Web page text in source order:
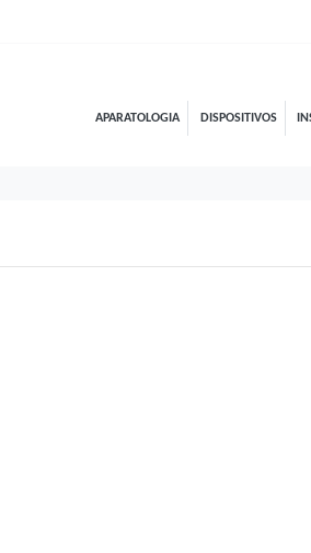
APARATOLOGIA DISPOSITIVOS